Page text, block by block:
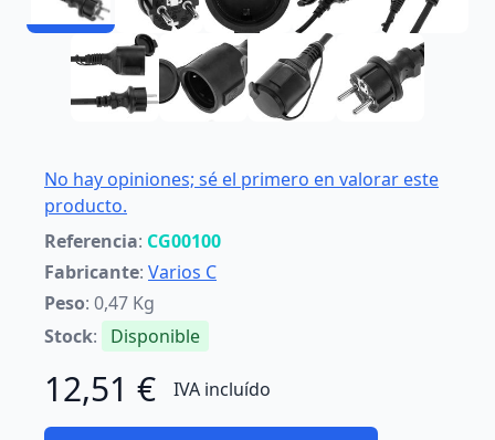
No hay opiniones; sé el primero en valorar este
producto.
Referencia: CG00100
Fabricante: Varios C
Peso: 0,47 Kg
Stock: Disponible
12,51 € IVA incluído